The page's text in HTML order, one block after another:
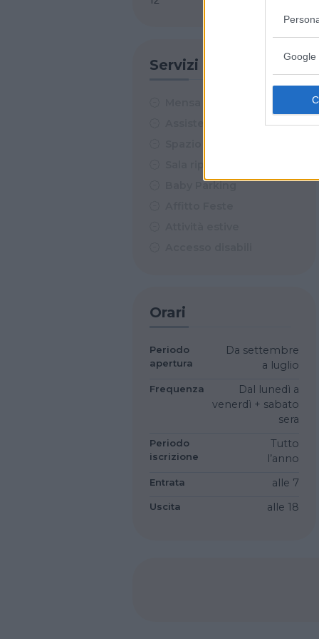
Google
Servizi
Assistenza sanitaria
Baby Parking
Orari
Periodo
apertura
Da settembre
a luglio
Frequenza
Dal lunedì a
venerdì + sabato
sera
Periodo
iscrizione
Tutto
l’anno
Entrata alle 7
Uscita alle 18